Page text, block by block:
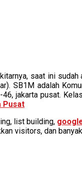
saat ini
SB1M adalah
jakarta pusat.
Pusat
list building,
visitors, dan